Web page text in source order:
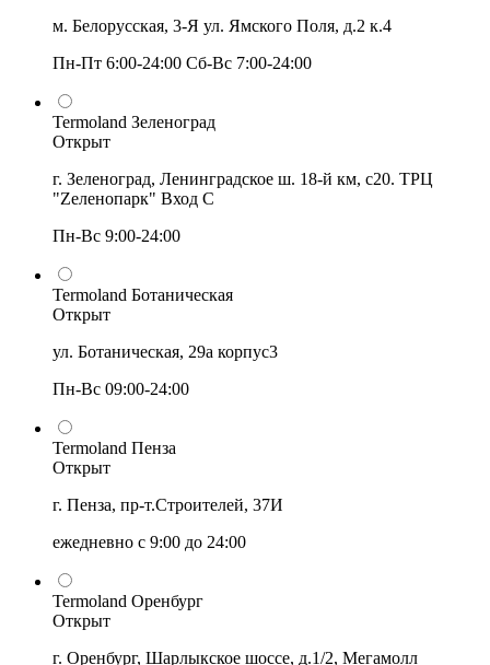
м. Белорусская, 3-Я ул. Ямского Поля, д.2 к.4
Пн-Пт 6:00-24:00 Сб-Вс 7:00-24:00
Termoland Зеленоград
Открыт
г. Зеленоград, Ленинградское ш. 18-й км, с20. ТРЦ
"Zеленопарк" Вход С
Пн-Вс 9:00-24:00
Termoland Ботаническая
Открыт
ул. Ботаническая, 29а корпус3
Пн-Вс 09:00-24:00
Termoland Пенза
Открыт
г. Пенза, пр-т.Строителей, 37И
ежедневно с 9:00 до 24:00
Termoland Оренбург
Открыт
г. Оренбург, Шарлыкское шоссе, д.1/2, Мегамолл